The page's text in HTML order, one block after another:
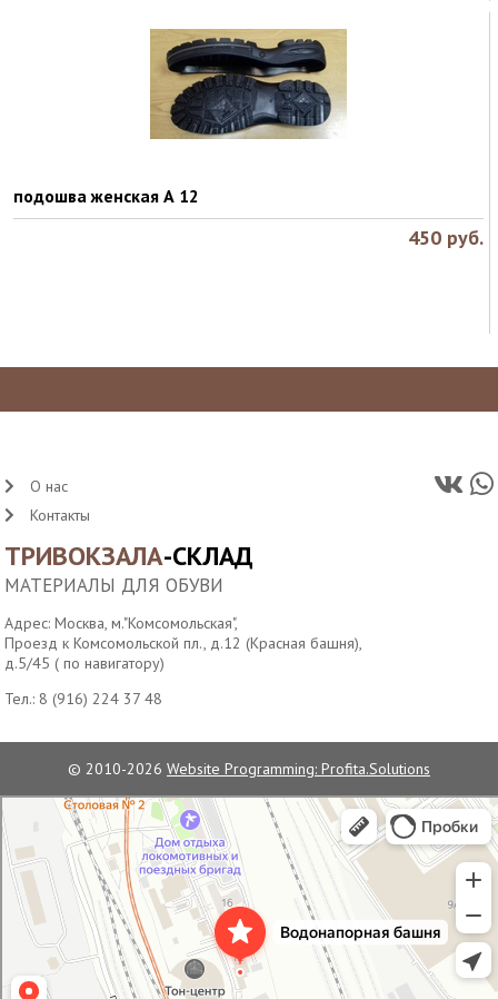
подошва женская А 12
450 руб.
ТРИВОКЗАЛА-СКЛАД
МАТЕРИАЛЫ ДЛЯ ОБУВИ
Адрес: Москва, м."Комсомольская",
Проезд к Комсомольской пл., д.12 (Красная башня),
д.5/45 ( по навигатору)
Тел.: 8 (916) 224 37 48
О нас
Контакты
© 2010-2026 Website Programming: Profita.Solutions
Водонапорная башня станции Москва-Пассажирская
Достопримечательность в Москве